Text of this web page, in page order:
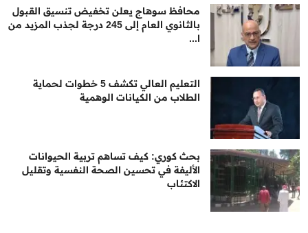
محافظ سوهاج يعلن تخفيض تنسيق القبول
بالثانوي العام إلى 245 درجة لجذب المزيد من
ا...
التعليم العالي تكشف 5 خطوات لحماية
الطلاب من الكيانات الوهمية
بحث كوري: كيف تساهم تربية الحيوانات
الأليفة في تحسين الصحة النفسية وتقليل
الاكتئاب